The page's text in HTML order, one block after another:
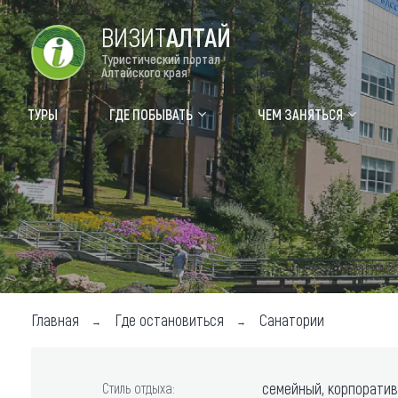
Форум VISIT ALTAI
Туры Где
ВИЗИТАЛТАЙ
Туристический портал
Алтайского края
ТУРЫ ГДЕ ПОБЫВАТЬ ЧЕМ ЗАНЯТЬСЯ
Главная Где остановиться Санатории
Стиль отдыха:
семейный,